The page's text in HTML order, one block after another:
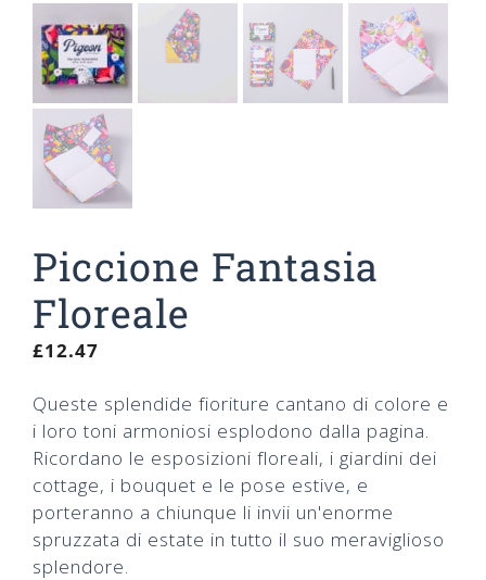
Piccione Fantasia
Floreale
£12.47
Queste splendide fioriture cantano di colore e
i loro toni armoniosi esplodono dalla pagina.
Ricordano le esposizioni floreali, i giardini dei
cottage, i bouquet e le pose estive, e
porteranno a chiunque li invii un'enorme
spruzzata di estate in tutto il suo meraviglioso
splendore.